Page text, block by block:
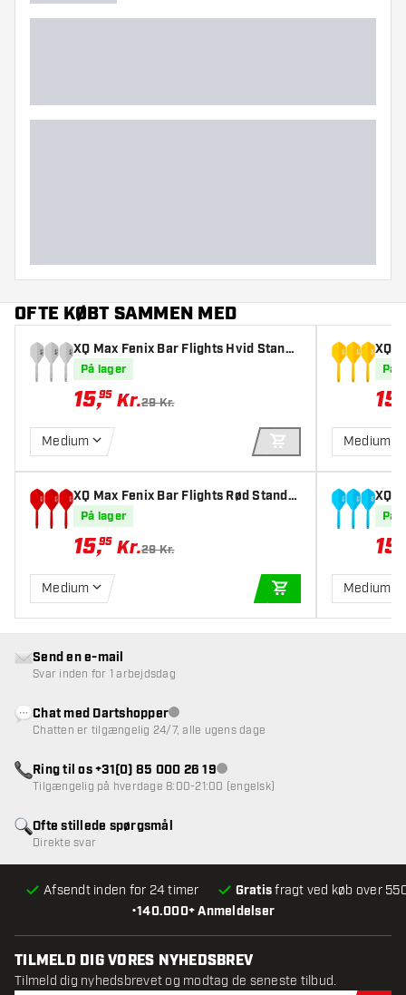
OFTE KØBT SAMMEN MED
XQ Max Fenix Bar Flights Hvid Standa
rd - Dart Flights
På lager
15,95 Kr.29 Kr.
Medium
TILFØJ TIL KURV
XQ Max Fenix Bar Flights Rød Standa
rd - Dart Flights
På lager
15,95 Kr.29 Kr.
Medium
TILFØJ TIL KURV
XQ
d -
På
15
Medium
XQ
rd -
På
15
Medium
•140.000+ Anmeldelser
Afsendt inden for 24 timer Gratisfragt ved køb over
Ofte stillede spørgsmål
Direkte svar
Send en e-mail
Svar inden for 1 arbejdsdag
Chat med DartshopperKundeservice ikke tilgængelig
Chatten er tilgængelig 24/7, alle ugens dage
Ring til os +31(0) 85 000 26 19Kundeservice ikke tilgængelig
Tilgængelig på hverdage 8:00-21:00 (engelsk)
TILMELD DIG VORES NYHEDSBREV
Tilmeld dig nyhedsbrevet og modtag de seneste tilbud.